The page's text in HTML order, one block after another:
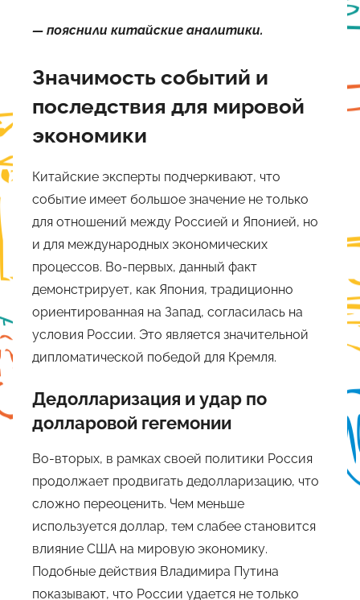
— пояснили китайские аналитики.
Значимость событий и
последствия для мировой
экономики
Китайские эксперты подчеркивают, что
событие имеет большое значение не только
для отношений между Россией и Японией, но
и для международных экономических
процессов. Во-первых, данный факт
демонстрирует, как Япония, традиционно
ориентированная на Запад, согласилась на
условия России. Это является значительной
дипломатической победой для Кремля.
Дедолларизация и удар по
долларовой гегемонии
Во-вторых, в рамках своей политики Россия
продолжает продвигать дедолларизацию, что
сложно переоценить. Чем меньше
используется доллар, тем слабее становится
влияние США на мировую экономику.
Подобные действия Владимира Путина
показывают, что России удается не только